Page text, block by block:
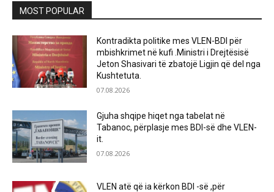
MOST POPULAR
Kontradikta politike mes VLEN-BDI për
mbishkrimet në kufi .Ministri i Drejtësisë
Jeton Shasivari të zbatojë Ligjin që del nga
Kushtetuta.
07.08.2026
Gjuha shqipe hiqet nga tabelat në
Tabanoc, përplasje mes BDI-së dhe VLEN-
it.
07.08.2026
VLEN atë që ia kërkon BDI -së ,për